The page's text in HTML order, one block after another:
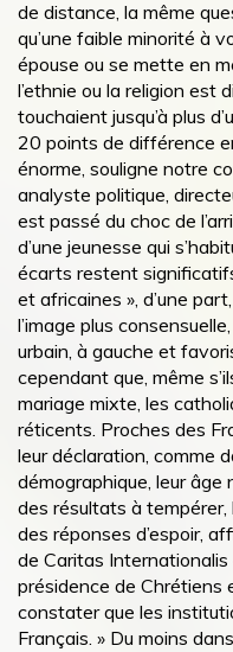
de distance, la même
qu’une faible minorité à
épouse ou se mette en
l’ethnie ou la religion est
touchaient jusqu’à plus
20 points de différence
énorme, souligne notre
analyste politique,
est passé du choc de
d’une ­jeunesse qui
écarts restent
et africaines », d’une
l’image plus
urbain, à gauche et
cependant que, même
mariage mixte, les
réticents. Proches des
leur déclaration, comme
démographique, leur âge
des résultats à tempérer,
des réponses d’espoir,
de Caritas Internationalis
présidence de Chrétiens
constater que les
Français. » Du moins